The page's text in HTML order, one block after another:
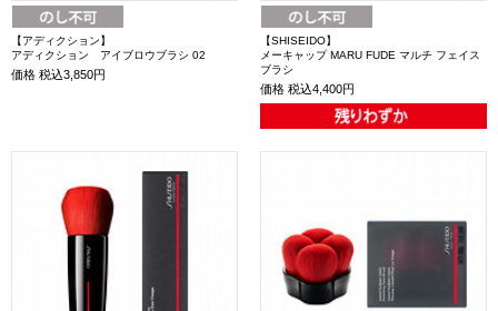
【アディクション】
アディクション アイブロウブラシ 02
価格 税込3,850円
【SHISEIDO】
メーキャップ MARU FUDE マルチ フェイス
ブラシ
価格 税込4,400円